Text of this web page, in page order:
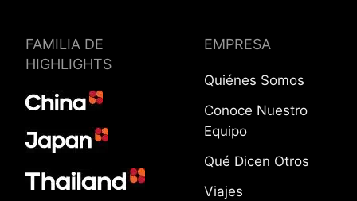
FAMILIA DE
HIGHLIGHTS
EMPRESA
Quiénes Somos
Conoce Nuestro
Equipo
Qué Dicen Otros
Viajes